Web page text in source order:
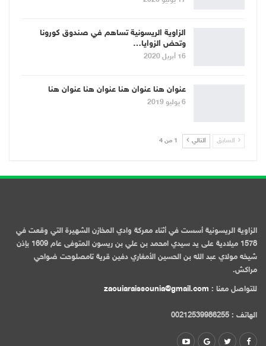
الزاوية الريسونية تساهم في صندوق كورونا
وتحض الزوايا…
16 أبريل 2020
عنوان هنا عنوان هنا عنوان هنا عنوان هنا
6 يوليو 2019
السابق التالي 1 من 4
الزاوية الريسونية أسست في أثناء معركة وادي المخازن الشهيرة التي وقعت في
1578 ميلادية على يد سيدي امحمد بن علي بن ريسون المتوفى عام 1609 بإذن
شيخه مولاي عبد الله بن الحسين الأمغاري دفين قرية تامصلوحت ضواحي
مراكش.
للتواصل معنا : zaouiaraissounia@gmail.com
الهاتف : 00212539986255